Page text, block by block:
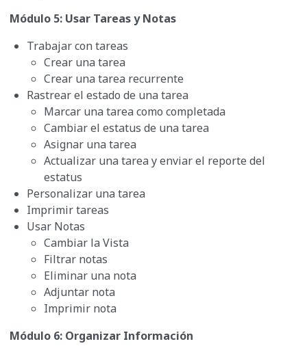
Módulo 5: Usar Tareas y Notas
Trabajar con tareas
Crear una tarea
Crear una tarea recurrente
Rastrear el estado de una tarea
Marcar una tarea como completada
Cambiar el estatus de una tarea
Asignar una tarea
Actualizar una tarea y enviar el reporte del
estatus
Personalizar una tarea
Imprimir tareas
Usar Notas
Cambiar la Vista
Filtrar notas
Eliminar una nota
Adjuntar nota
Imprimir nota
Módulo 6: Organizar Información